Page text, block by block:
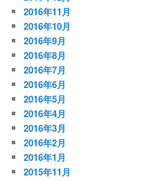
2016年11月
2016年10月
2016年9月
2016年8月
2016年7月
2016年6月
2016年5月
2016年4月
2016年3月
2016年2月
2016年1月
2015年11月